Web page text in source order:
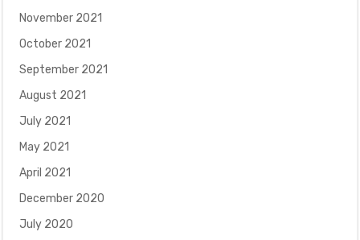
November 2021
October 2021
September 2021
August 2021
July 2021
May 2021
April 2021
December 2020
July 2020